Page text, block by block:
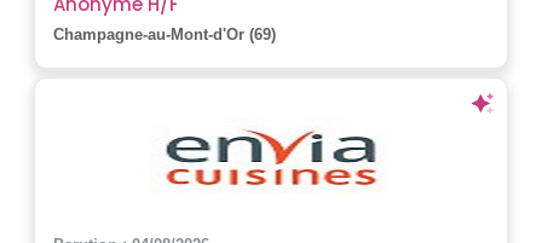
Champagne-au-Mont-d'Or (69)